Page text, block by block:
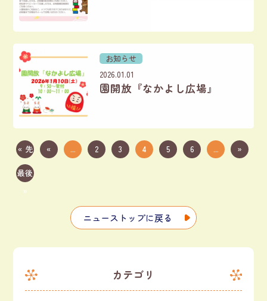
お知らせ
2026.01.01
園開放『なかよし広場』
« 先
頭
« ... 2 3 4 5 6 ... »
最後
»
ニューストップに戻る
カテゴリ